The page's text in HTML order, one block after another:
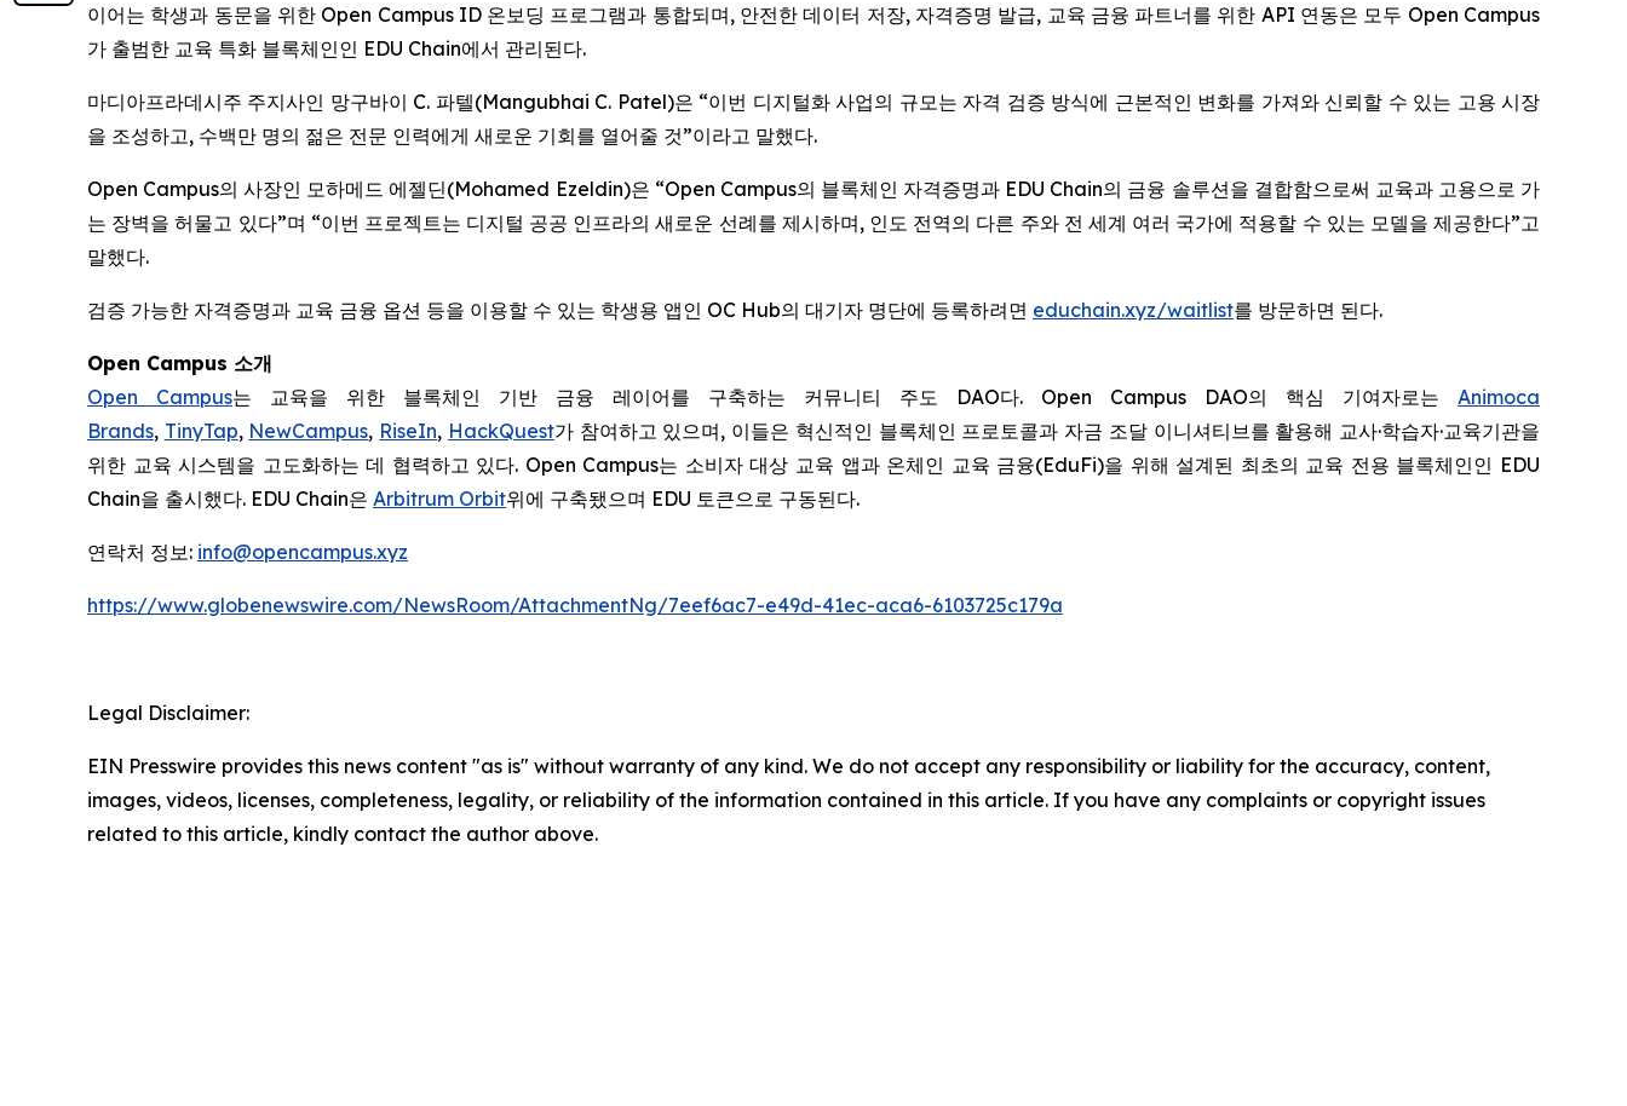
이어는 학생과 동문을 위한 Open Campus ID 온보딩 프로그램과 통합되며, 안전한 데이터 저장, 자격증명 발급, 교육 금융 파트너를 위한 API 연동은 모두 Open Campus
가 출범한 교육 특화 블록체인인 EDU Chain에서 관리된다.
마디아프라데시주 주지사인 망구바이 C. 파텔(Mangubhai C. Patel)은 “이번 디지털화 사업의 규모는 자격 검증 방식에 근본적인 변화를 가져와 신뢰할 수 있는 고용 시장
을 조성하고, 수백만 명의 젊은 전문 인력에게 새로운 기회를 열어줄 것”이라고 말했다.
Open Campus의 사장인 모하메드 에젤딘(Mohamed Ezeldin)은 “Open Campus의 블록체인 자격증명과 EDU Chain의 금융 솔루션을 결합함으로써 교육과 고용으로 가
는 장벽을 허물고 있다”며 “이번 프로젝트는 디지털 공공 인프라의 새로운 선례를 제시하며, 인도 전역의 다른 주와 전 세계 여러 국가에 적용할 수 있는 모델을 제공한다”고
말했다.
검증 가능한 자격증명과 교육 금융 옵션 등을 이용할 수 있는 학생용 앱인 OC Hub의 대기자 명단에 등록하려면 educhain.xyz/waitlist를 방문하면 된다.
Open Campus 소개
Open Campus는 교육을 위한 블록체인 기반 금융 레이어를 구축하는 커뮤니티 주도 DAO다. Open Campus DAO의 핵심 기여자로는 Animoca
Brands, TinyTap, NewCampus, RiseIn, HackQuest가 참여하고 있으며, 이들은 혁신적인 블록체인 프로토콜과 자금 조달 이니셔티브를 활용해 교사·학습자·교육기관을
위한 교육 시스템을 고도화하는 데 협력하고 있다. Open Campus는 소비자 대상 교육 앱과 온체인 교육 금융(EduFi)을 위해 설계된 최초의 교육 전용 블록체인인 EDU
Chain을 출시했다. EDU Chain은 Arbitrum Orbit위에 구축됐으며 EDU 토큰으로 구동된다.
연락처 정보: info@opencampus.xyz
https://www.globenewswire.com/NewsRoom/AttachmentNg/7eef6ac7-e49d-41ec-aca6-6103725c179a
Legal Disclaimer:
EIN Presswire provides this news content "as is" without warranty of any kind. We do not accept any responsibility or liability for the accuracy, content,
images, videos, licenses, completeness, legality, or reliability of the information contained in this article. If you have any complaints or copyright issues
related to this article, kindly contact the author above.